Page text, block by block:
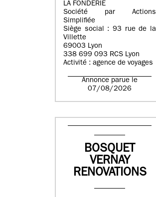
LA FONDERIE
Société par Actions
Simplifiée
Siège social : 93 rue de la
Villette
69003 Lyon
338 699 093 RCS Lyon
Activité : agence de voyages
Annonce parue le
07/08/2026
BOSQUET
VERNAY
RENOVATIONS